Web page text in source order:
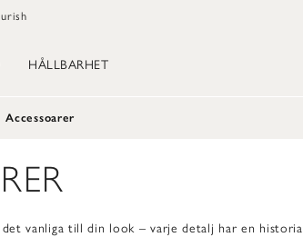
HÅLLBARHET
Accessoarer
vanliga till din look – varje detalj har en historia